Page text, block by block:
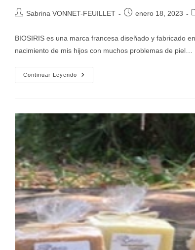
Sabrina VONNET-FEUILLET enero 18, 2023
BIOSIRIS es una marca francesa diseñado y fabricado
nacimiento de mis hijos con muchos problemas de piel…
Continuar Leyendo